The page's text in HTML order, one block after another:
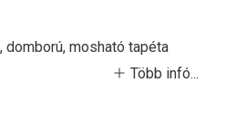
mosható tapéta
Több infó...